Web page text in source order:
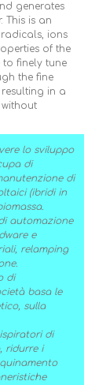
generates
This is an
ions
of the
to finely tune
the fine
in a
lo sviluppo
di
di
(ibridi in
automazione
e
relamping
di
basa le
sulla
di
ridurre i